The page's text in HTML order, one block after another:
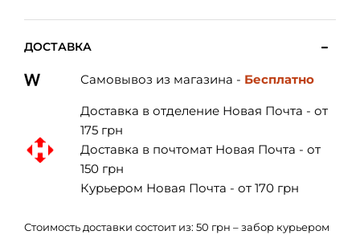
ДОСТАВКА
Самовывоз из магазина - Бесплатно
Доставка в отделение Новая Почта - от
175 грн
Доставка в почтомат Новая Почта - от
150 грн
Курьером Новая Почта - от 170 грн
Стоимость доставки состоит из: 50 грн – забор курьером